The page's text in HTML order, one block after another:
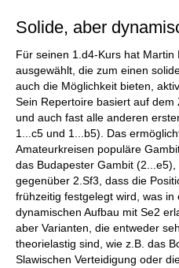
Solide, aber
Für seinen 1.d4-Kurs hat Martin
ausgewählt, die zum einen
auch die Möglichkeit bieten,
Sein Repertoire basiert auf
und auch fast alle anderen
1...c5 und 1...b5). Das
Amateurkreisen populäre
das Budapester Gambit
gegenüber 2.Sf3, dass die
frühzeitig festgelegt wird, was in
dynamischen Aufbau mit Se2
aber Varianten, die entweder
theorielastig sind, wie z.B. das
Slawischen Verteidigung oder